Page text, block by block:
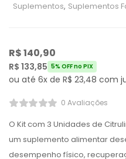
Suplementos, Suplementos
R$140,90
R$ 133,85 5% OFF no PIX
ou até 6x de R$ 23,48 com
0 Avaliações
O Kit com 3 Unidades de
um suplemento alimentar
desempenho físico,